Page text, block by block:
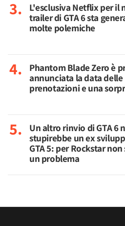
L'esclusiva Netflix per il
trailer di GTA 6 sta
molte polemiche
Phantom Blade Zero è
annunciata la data delle
prenotazioni e una
Un altro rinvio di GTA 6
stupirebbe un ex
GTA 5: per Rockstar
un problema